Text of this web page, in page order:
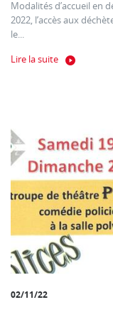
Modalités d’accueil en
2022, l’accès aux
le...
Lire la suite
02/11/22